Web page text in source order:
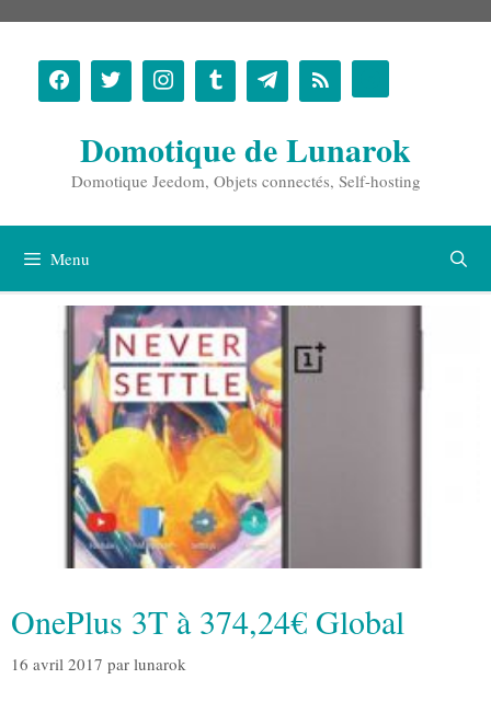
contenu
Domotique de Lunarok
Domotique Jeedom, Objets connectés, Self-hosting
Menu
OnePlus 3T à 374,24€ Global
16 avril 2017 par lunarok